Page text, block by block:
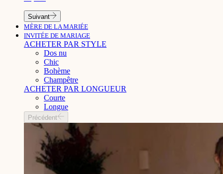
Suivant
MÈRE DE LA MARIÉE
INVITÉE DE MARIAGE
ACHETER PAR STYLE
Dos nu
Chic
Bohème
Champêtre
ACHETER PAR LONGUEUR
Courte
Longue
Précédent